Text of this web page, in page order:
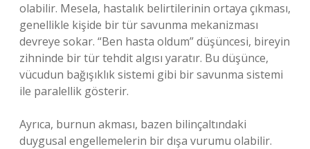
olabilir. Mesela, hastalık belirtilerinin ortaya çıkması,
genellikle kişide bir tür savunma mekanizması
devreye sokar. “Ben hasta oldum” düşüncesi, bireyin
zihninde bir tür tehdit algısı yaratır. Bu düşünce,
vücudun bağışıklık sistemi gibi bir savunma sistemi
ile paralellik gösterir.
Ayrıca, burnun akması, bazen bilinçaltındaki
duygusal engellemelerin bir dışa vurumu olabilir.